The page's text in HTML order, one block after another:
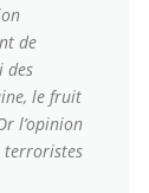
de
des
le fruit
l’opinion
terroristes